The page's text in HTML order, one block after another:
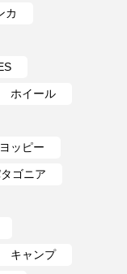
カ
ホイール
ヨッピー
ゴニア
キャンプ